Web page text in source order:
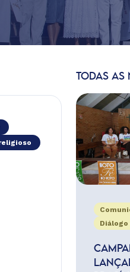
TODAS AS